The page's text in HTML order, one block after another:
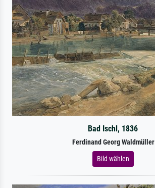
Bad Ischl, 1836
Ferdinand Georg Waldmüller
Bild wählen